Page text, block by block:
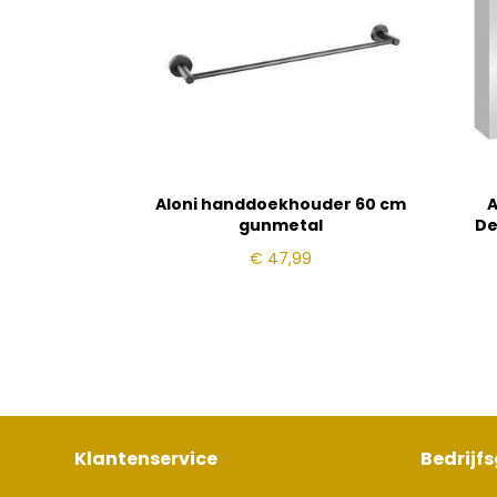
Aloni handdoekhouder 60 cm
gunmetal
€ 47,99
Klantenservice